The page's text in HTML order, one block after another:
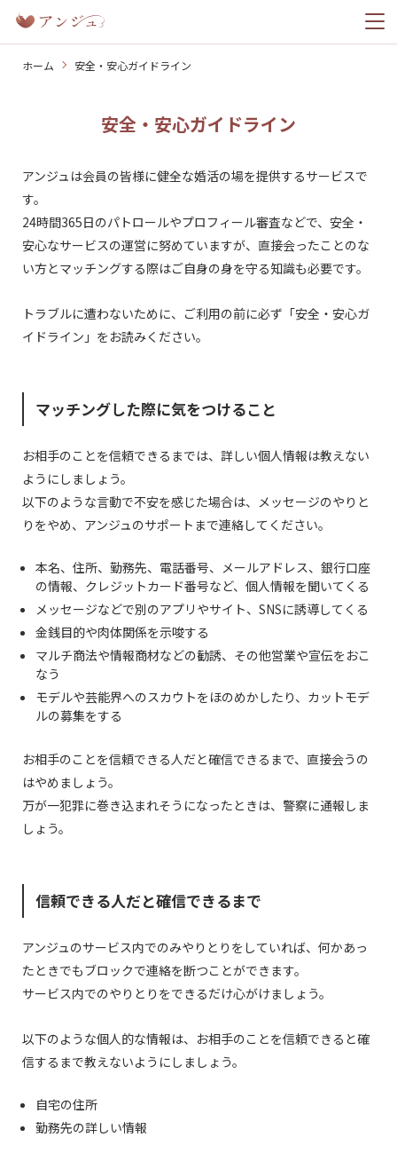
料金プラン
今すぐ無料ではじめる
ホーム 安全・安心ガイドライン
安全・安心ガイドライン
アンジュは会員の皆様に健全な婚活の場を提供するサービスで
す。
24時間365日のパトロールやプロフィール審査などで、安全・
安心なサービスの運営に努めていますが、直接会ったことのな
い方とマッチングする際はご自身の身を守る知識も必要です。
トラブルに遭わないために、ご利用の前に必ず「安全・安心ガ
イドライン」をお読みください。
マッチングした際に気をつけること
お相手のことを信頼できるまでは、詳しい個人情報は教えない
ようにしましょう。
以下のような言動で不安を感じた場合は、メッセージのやりと
りをやめ、アンジュのサポートまで連絡してください。
本名、住所、勤務先、電話番号、メールアドレス、銀行口座
の情報、クレジットカード番号など、個人情報を聞いてくる
メッセージなどで別のアプリやサイト、SNSに誘導してくる
金銭目的や肉体関係を示唆する
マルチ商法や情報商材などの勧誘、その他営業や宣伝をおこ
なう
モデルや芸能界へのスカウトをほのめかしたり、カットモデ
ルの募集をする
お相手のことを信頼できる人だと確信できるまで、直接会うの
はやめましょう。
万が一犯罪に巻き込まれそうになったときは、警察に通報しま
しょう。
信頼できる人だと確信できるまで
アンジュのサービス内でのみやりとりをしていれば、何かあっ
たときでもブロックで連絡を断つことができます。
サービス内でのやりとりをできるだけ心がけましょう。
以下のような個人的な情報は、お相手のことを信頼できると確
信するまで教えないようにしましょう。
自宅の住所
勤務先の詳しい情報